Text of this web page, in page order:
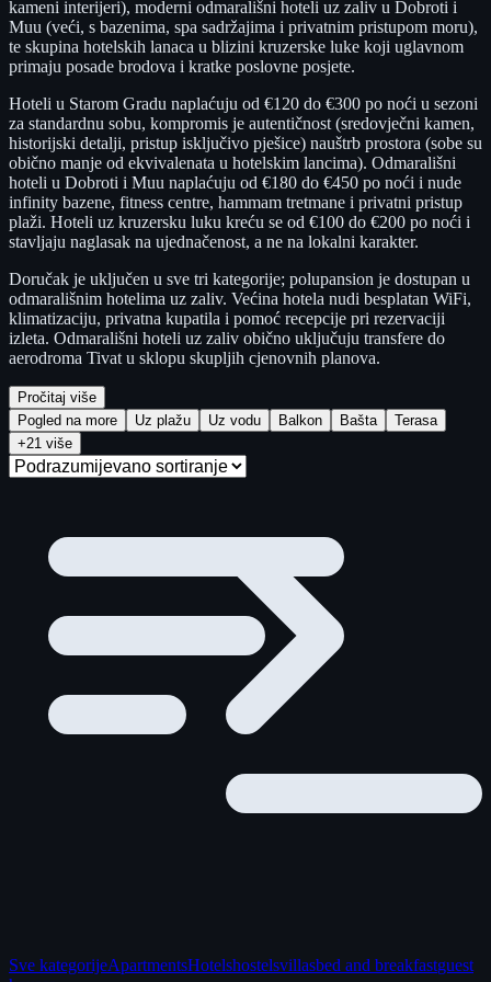
kameni interijeri), moderni odmarališni hoteli uz zaliv u Dobroti i
Muu (veći, s bazenima, spa sadržajima i privatnim pristupom moru),
te skupina hotelskih lanaca u blizini kruzerske luke koji uglavnom
primaju posade brodova i kratke poslovne posjete.
Hoteli u Starom Gradu naplaćuju od €120 do €300 po noći u sezoni
za standardnu sobu, kompromis je autentičnost (sredovječni kamen,
historijski detalji, pristup isključivo pješice) nauštrb prostora (sobe su
obično manje od ekvivalenata u hotelskim lancima). Odmarališni
hoteli u Dobroti i Muu naplaćuju od €180 do €450 po noći i nude
infinity bazene, fitness centre, hammam tretmane i privatni pristup
plaži. Hoteli uz kruzersku luku kreću se od €100 do €200 po noći i
stavljaju naglasak na ujednačenost, a ne na lokalni karakter.
Doručak je uključen u sve tri kategorije; polupansion je dostupan u
odmarališnim hotelima uz zaliv. Većina hotela nudi besplatan WiFi,
klimatizaciju, privatna kupatila i pomoć recepcije pri rezervaciji
izleta. Odmarališni hoteli uz zaliv obično uključuju transfere do
aerodroma Tivat u sklopu skupljih cjenovnih planova.
Pročitaj više
Pogled na more
Uz plažu Uz vodu Balkon Bašta
Terasa
+21 više
Sve kategorijeApartmentsHotelshostelsvillasbed and breakfastguest